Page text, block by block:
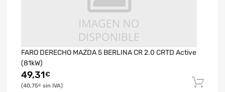
FARO DERECHO MAZDA 5 BERLINA CR 2.0 CRTD Active
(81kW)
49,31€
40,75€